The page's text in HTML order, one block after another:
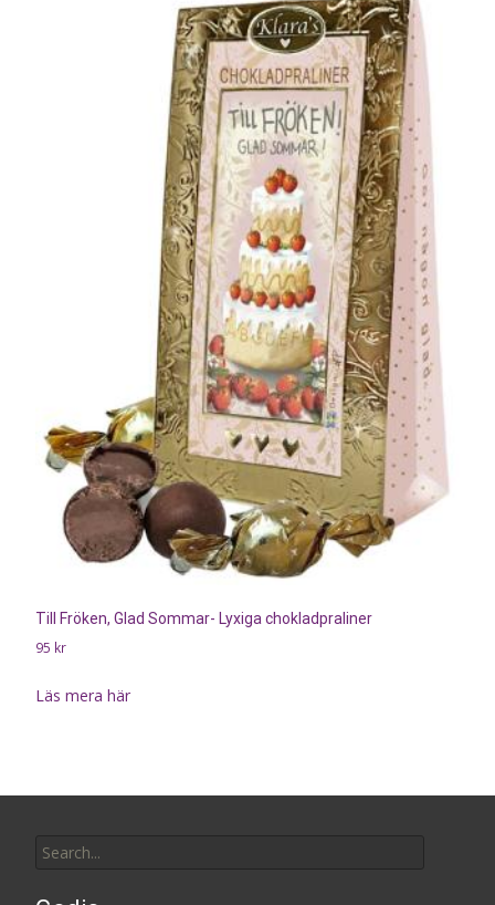
Till Fröken, Glad Sommar- Lyxiga chokladpraliner
95 kr
Läs mera här
for: